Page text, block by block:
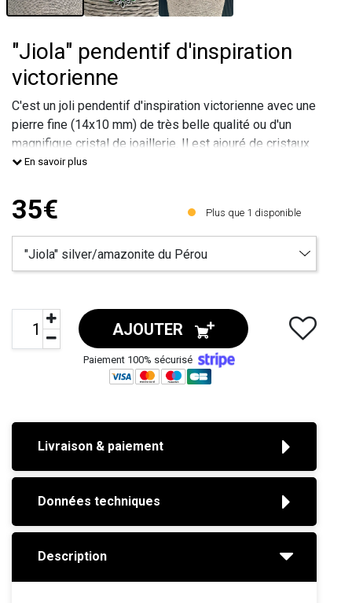
"Jiola" pendentif d'inspiration
victorienne
C'est un joli pendentif d'inspiration victorienne avec une
pierre fine (14x10 mm) de très belle qualité ou d'un
magnifique cristal de joaillerie. Il est ajouré de cristaux
de joaillerie.
tenues.
Il est en métal européen, recouvert de vernis
hypoallergénique et il est garanti sans plomb, sans nick
En savoir plus
35€ Plus que 1 disponible
AJOUTER
Paiement 100% sécurisé
Livraison & paiement
Données techniques
Description